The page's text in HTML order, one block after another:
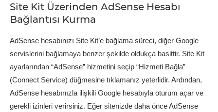
Site Kit Üzerinden AdSense Hesabı
Bağlantısı Kurma
AdSense hesabınızı Site Kit’e bağlama süreci, diğer Google
servislerini bağlamaya benzer şekilde oldukça basittir. Site Kit
ayarlarından “AdSense” hizmetini seçip “Hizmeti Bağla”
(Connect Service) düğmesine tıklamanız yeterlidir. Ardından,
AdSense hesabınızla ilişkili Google hesabıyla oturum açar ve
gerekli izinleri verirsiniz. Eğer sitenizde daha önce AdSense